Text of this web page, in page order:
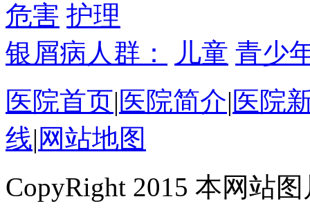
危害 护理
银屑病人群：
儿童 青少
医院首页|医院简介|医院
线| 网站地图
CopyRight 2015 本网站